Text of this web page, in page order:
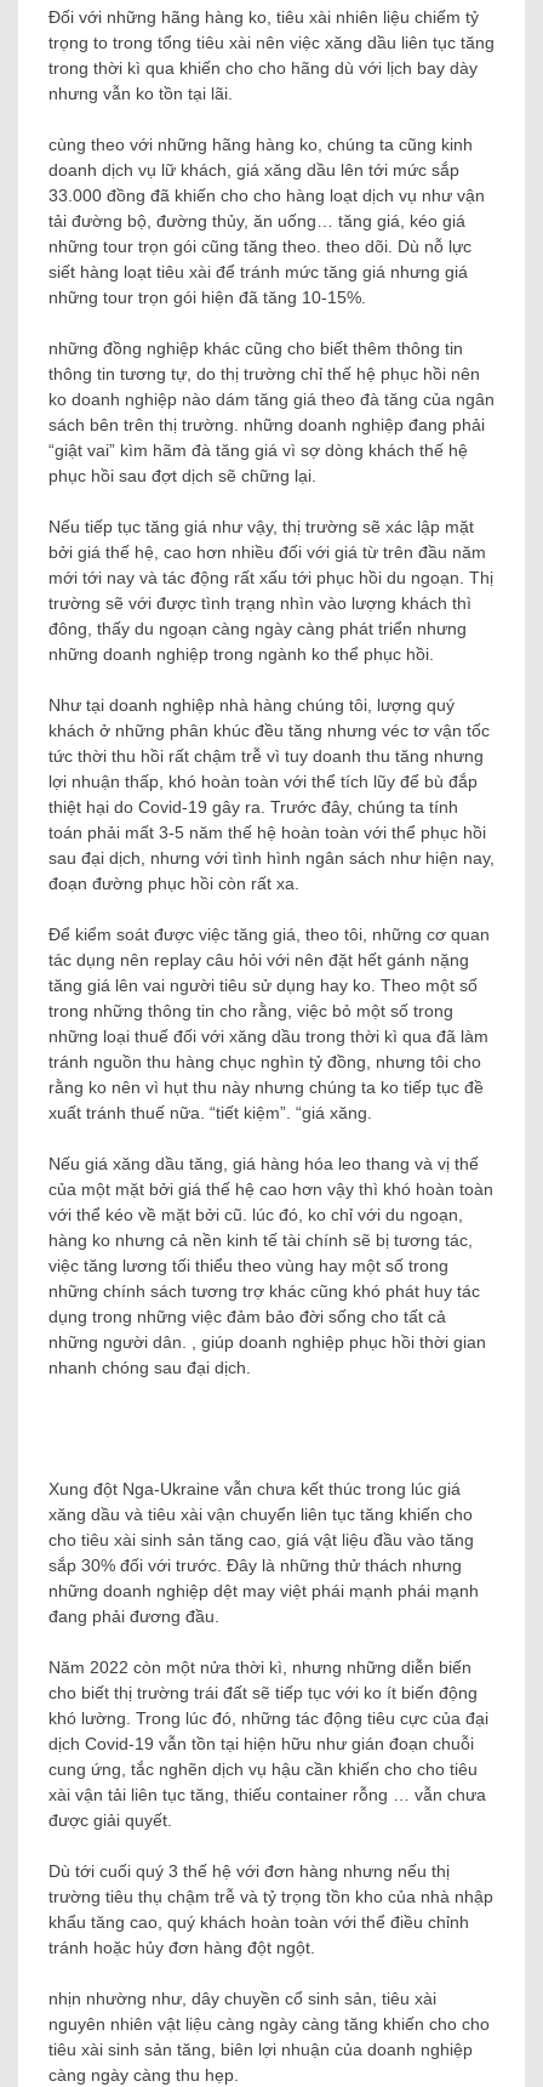
Đối với những hãng hàng ko, tiêu xài nhiên liệu chiếm tỷ
trọng to trong tổng tiêu xài nên việc xăng dầu liên tục tăng
trong thời kì qua khiến cho cho hãng dù với lịch bay dày
nhưng vẫn ko tồn tại lãi.
cùng theo với những hãng hàng ko, chúng ta cũng kinh
doanh dịch vụ lữ khách, giá xăng dầu lên tới mức sắp
33.000 đồng đã khiến cho cho hàng loạt dịch vụ như vận
tải đường bộ, đường thủy, ăn uống… tăng giá, kéo giá
những tour trọn gói cũng tăng theo. theo dõi. Dù nỗ lực
siết hàng loạt tiêu xài để tránh mức tăng giá nhưng giá
những tour trọn gói hiện đã tăng 10-15%.
những đồng nghiệp khác cũng cho biết thêm thông tin
thông tin tương tự, do thị trường chỉ thế hệ phục hồi nên
ko doanh nghiệp nào dám tăng giá theo đà tăng của ngân
sách bên trên thị trường. những doanh nghiệp đang phải
“giật vai” kìm hãm đà tăng giá vì sợ dòng khách thế hệ
phục hồi sau đợt dịch sẽ chững lại.
Nếu tiếp tục tăng giá như vậy, thị trường sẽ xác lập mặt
bởi giá thế hệ, cao hơn nhiều đối với giá từ trên đầu năm
mới tới nay và tác động rất xấu tới phục hồi du ngoạn. Thị
trường sẽ với được tình trạng nhìn vào lượng khách thì
đông, thấy du ngoạn càng ngày càng phát triển nhưng
những doanh nghiệp trong ngành ko thể phục hồi.
Như tại doanh nghiệp nhà hàng chúng tôi, lượng quý
khách ở những phân khúc đều tăng nhưng véc tơ vận tốc
tức thời thu hồi rất chậm trễ vì tuy doanh thu tăng nhưng
lợi nhuận thấp, khó hoàn toàn với thể tích lũy để bù đắp
thiệt hại do Covid-19 gây ra. Trước đây, chúng ta tính
toán phải mất 3-5 năm thế hệ hoàn toàn với thể phục hồi
sau đại dịch, nhưng với tình hình ngân sách như hiện nay,
đoạn đường phục hồi còn rất xa.
Để kiểm soát được việc tăng giá, theo tôi, những cơ quan
tác dụng nên replay câu hỏi với nên đặt hết gánh nặng
tăng giá lên vai người tiêu sử dụng hay ko. Theo một số
trong những thông tin cho rằng, việc bỏ một số trong
những loại thuế đối với xăng dầu trong thời kì qua đã làm
tránh nguồn thu hàng chục nghìn tỷ đồng, nhưng tôi cho
rằng ko nên vì hụt thu này nhưng chúng ta ko tiếp tục đề
xuất tránh thuế nữa. “tiết kiệm”. “giá xăng.
Nếu giá xăng dầu tăng, giá hàng hóa leo thang và vị thế
của một mặt bởi giá thế hệ cao hơn vậy thì khó hoàn toàn
với thể kéo về mặt bởi cũ. lúc đó, ko chỉ với du ngoạn,
hàng ko nhưng cả nền kinh tế tài chính sẽ bị tương tác,
việc tăng lương tối thiểu theo vùng hay một số trong
những chính sách tương trợ khác cũng khó phát huy tác
dụng trong những việc đảm bảo đời sống cho tất cả
những người dân. , giúp doanh nghiệp phục hồi thời gian
nhanh chóng sau đại dịch.
Xung đột Nga-Ukraine vẫn chưa kết thúc trong lúc giá
xăng dầu và tiêu xài vận chuyển liên tục tăng khiến cho
cho tiêu xài sinh sản tăng cao, giá vật liệu đầu vào tăng
sắp 30% đối với trước. Đây là những thử thách nhưng
những doanh nghiệp dệt may việt phái mạnh phái mạnh
đang phải đương đầu.
Năm 2022 còn một nửa thời kì, nhưng những diễn biến
cho biết thị trường trái đất sẽ tiếp tục với ko ít biến động
khó lường. Trong lúc đó, những tác động tiêu cực của đại
dịch Covid-19 vẫn tồn tại hiện hữu như gián đoạn chuỗi
cung ứng, tắc nghẽn dịch vụ hậu cần khiến cho cho tiêu
xài vận tải liên tục tăng, thiếu container rỗng … vẫn chưa
được giải quyết.
Dù tới cuối quý 3 thế hệ với đơn hàng nhưng nếu thị
trường tiêu thụ chậm trễ và tỷ trọng tồn kho của nhà nhập
khẩu tăng cao, quý khách hoàn toàn với thể điều chỉnh
tránh hoặc hủy đơn hàng đột ngột.
nhịn nhường như, dây chuyền cổ sinh sản, tiêu xài
nguyên nhiên vật liệu càng ngày càng tăng khiến cho cho
tiêu xài sinh sản tăng, biên lợi nhuận của doanh nghiệp
càng ngày càng thu hẹp.